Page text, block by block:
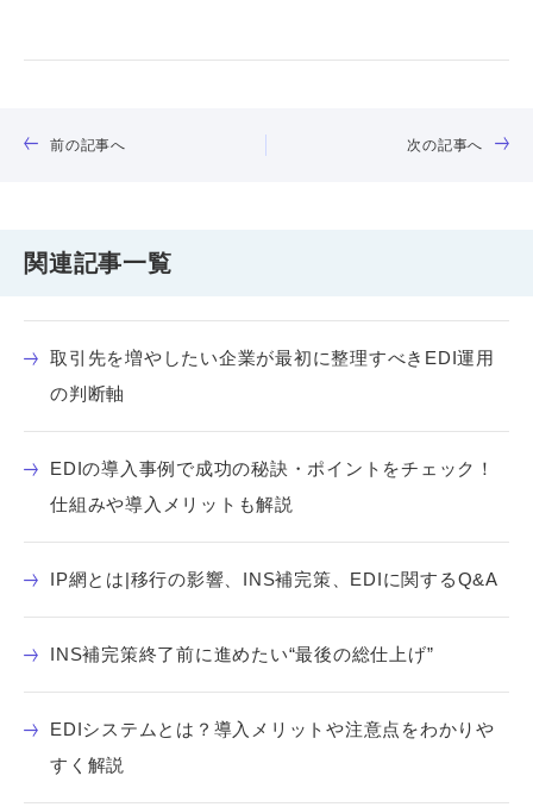
前の記事へ 次の記事へ
関連記事一覧
取引先を増やしたい企業が最初に整理すべきEDI運用
の判断軸
EDIの導入事例で成功の秘訣・ポイントをチェック！
仕組みや導入メリットも解説
IP網とは|移行の影響、INS補完策、EDIに関するQ&A
INS補完策終了前に進めたい“最後の総仕上げ”
EDIシステムとは？導入メリットや注意点をわかりや
すく解説